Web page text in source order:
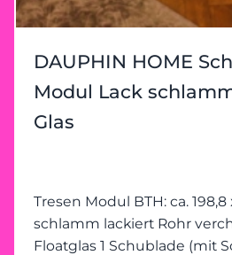
DAUPHIN HOME
Modul Lack
Glas
Tresen Modul BTH: ca. 198,8 x 43,6 x 108,5 cm
schlamm lackiert Rohr verchromt Platte
Floatglas 1 Schublade (mit Schloss) 2